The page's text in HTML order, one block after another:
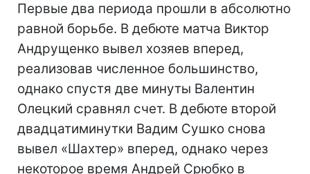
Первые два периода прошли в абсолютно
равной борьбе. В дебюте матча Виктор
Андрущенко вывел хозяев вперед,
реализовав численное большинство,
однако спустя две минуты Валентин
Олецкий сравнял счет. В дебюте второй
двадцатиминутки Вадим Сушко снова
вывел «Шахтер» вперед, однако через
некоторое время Андрей Срюбко в